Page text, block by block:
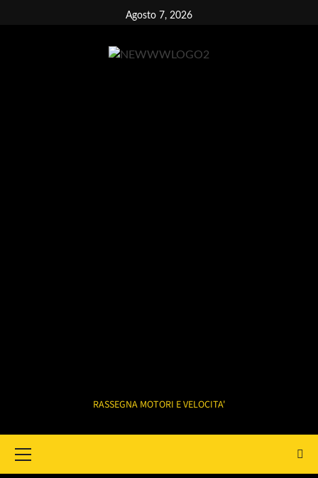
Agosto 7, 2026
RASSEGNA MOTORI E VELOCITA'
Menu